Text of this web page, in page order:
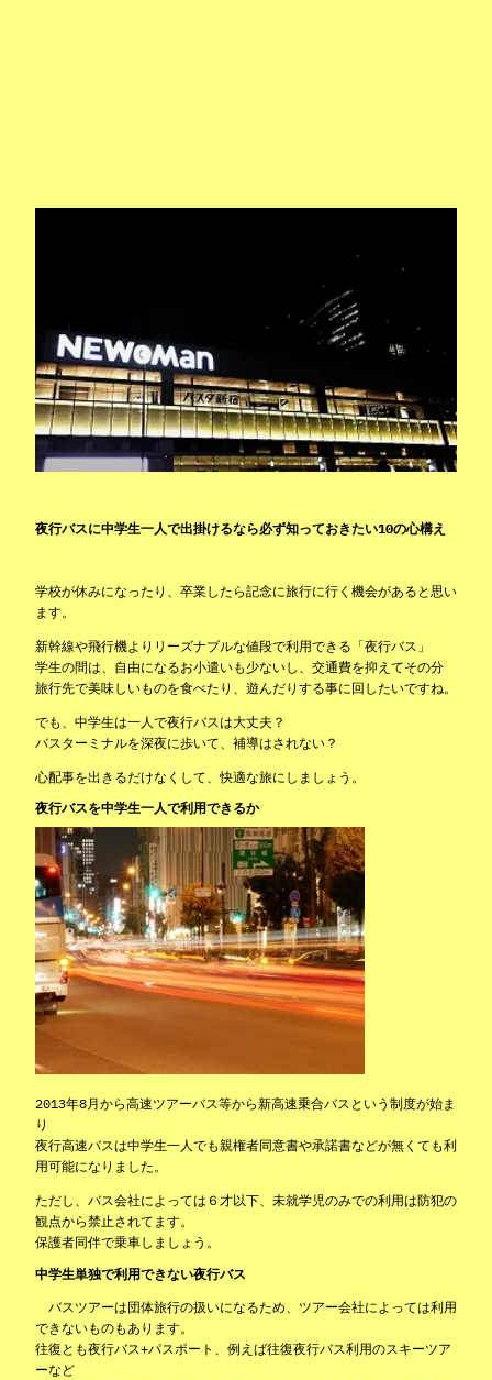
夜行バスに中学生一人で出掛けるなら必ず知っておきたい10の心構え
学校が休みになったり、卒業したら記念に旅行に行く機会があると思い
ます。
新幹線や飛行機よりリーズナブルな値段で利用できる「夜行バス」
学生の間は、自由になるお小遣いも少ないし、交通費を抑えてその分
旅行先で美味しいものを食べたり、遊んだりする事に回したいですね。
でも、中学生は一人で夜行バスは大丈夫？
バスターミナルを深夜に歩いて、補導はされない？
心配事を出きるだけなくして、快適な旅にしましょう。
夜行バスを中学生一人で利用できるか
2013年8月から高速ツアーバス等から新高速乗合バスという制度が始ま
り
夜行高速バスは中学生一人でも親権者同意書や承諾書などが無くても利
用可能になりました。
ただし、バス会社によっては６才以下、未就学児のみでの利用は防犯の
観点から禁止されてます。
保護者同伴で乗車しましょう。
中学生単独で利用できない夜行バス
バスツアーは団体旅行の扱いになるため、ツアー会社によっては利用
できないものもあります。
往復とも夜行バス+パスポート、例えば往復夜行バス利用のスキーツア
ーなど